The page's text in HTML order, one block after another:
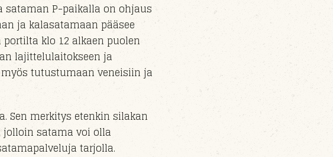
P-paikalla on ohjaus
ja kalasatamaan pääsee
klo 12 alkaen puolen
lajittelulaitokseen ja
tutustumaan veneisiin ja
Sen merkitys etenkin silakan
jolloin satama voi olla
tarjolla.